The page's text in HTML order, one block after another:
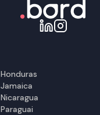
Honduras
Jamaica
Nicaragua
Paraguai